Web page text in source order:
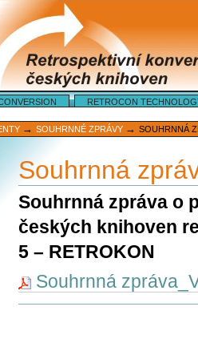
RETROCON
→ SOUHRNNÉ ZPRÁVY → SOUHRNNÁ
Souhrnná
Souhrnná zpráva o
českých knihoven
5 – RETROKON
Souhrnná